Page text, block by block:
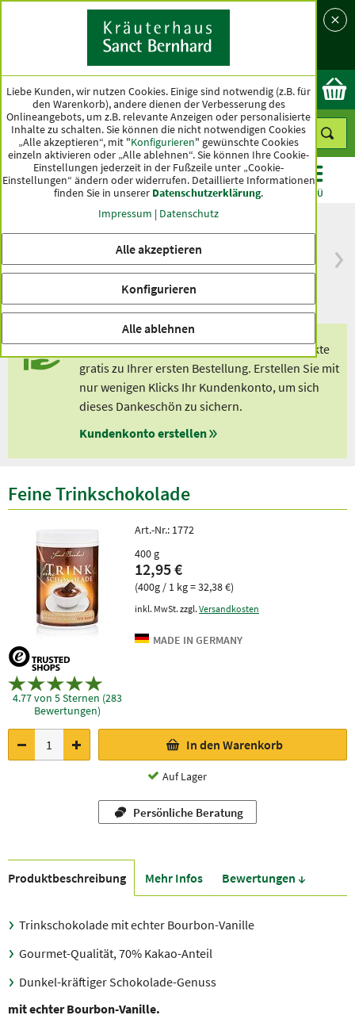
Land
Ok
KATEGORIEN ANGEBOTE TOPSELLER MENÜ
versandkostenfrei
innerhalb Deutschlands
Spitzenqualität seit
Erhalten Sie eines unserer exklusiven Produkte
gratis zu Ihrer ersten Bestellung. Erstellen Sie mit
nur wenigen Klicks Ihr Kundenkonto, um sich
dieses Dankeschön zu sichern.
Kundenkonto erstellen
Feine Trinkschokolade
4.77 von 5 Sternen (283
Bewertungen)
Art.-Nr.: 1772
400 g
12,95 €
(400g / 1 kg = 32,38 €)
inkl. MwSt. zzgl. Versandkosten
In den Warenkorb
Auf Lager
Persönliche Beratung
Produkt­beschreibung Mehr Infos Bewer­tungen ↓
Trinkschokolade mit echter Bourbon-Vanille
Gourmet-Qualität, 70% Kakao-Anteil
Dunkel-kräftiger Schokolade-Genuss
mit echter Bourbon-Vanille.
Liebe Kunden, wir nutzen Cookies. Einige sind notwendig (z.B. für
den Warenkorb), andere dienen der Verbesserung des
Onlineangebots, um z.B. relevante Anzeigen oder personalisierte
Inhalte zu schalten. Sie können die nicht notwendigen Cookies
„Alle akzeptieren“, mit "Konfigurieren" gewünschte Cookies
einzeln aktivieren oder „Alle ablehnen“. Sie können Ihre Cookie-
Einstellungen jederzeit in der Fußzeile unter „Cookie-
Einstellungen“ ändern oder widerrufen. Detaillierte Informationen
finden Sie in unserer Datenschutzerklärung.
Impressum | Datenschutz
Alle akzeptieren
Konfigurieren
Alle ablehnen